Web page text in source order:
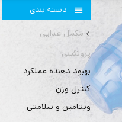
دسته بندی
مکمل غذایی
پروتئینی
بهبود دهنده عملکرد
کنترل وزن
ویتامین و سلامتی